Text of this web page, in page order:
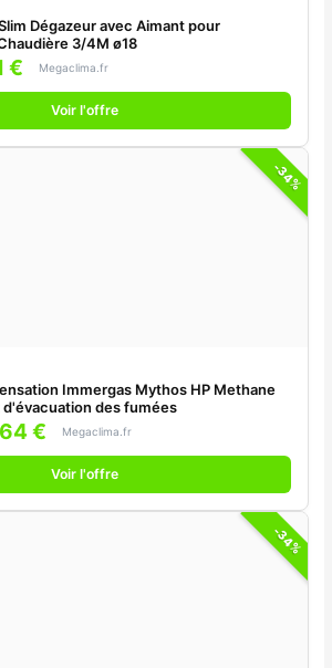
Dégazeur avec Aimant pour
3/4M ø18
€ Megaclima.fr
Voir l'offre
-34%
Immergas Mythos HP Methane
des fumées
€ Megaclima.fr
Voir l'offre
-34%